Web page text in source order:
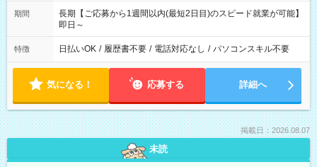
期間
長期【ご応募から1週間以内(最短2日目)のスピード就業が可能】
即日～
特徴 日払いOK / 履歴書不要 / 電話対応なし / パソコンスキル不要
気になる！ 応募する 詳細へ
掲載日：2026.08.07
未読